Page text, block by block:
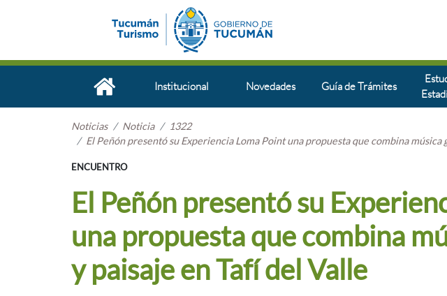
Institucional Novedades Guía de Trámites
Noticias Noticia
1322
El Peñón presentó su Experiencia Loma Point una propuesta que combina música
ENCUENTRO
El Peñón presentó su
una propuesta que combina
y paisaje en Tafí del Valle